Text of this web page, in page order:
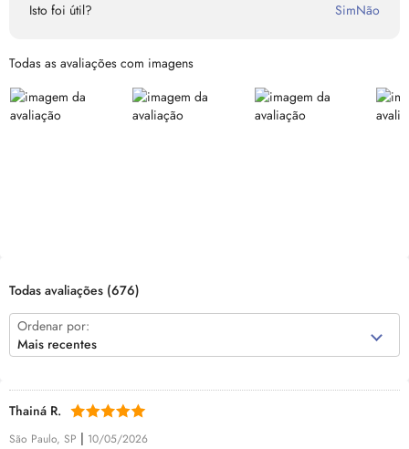
Isto foi útil? SimNão
Todas as avaliações com imagens
Todas avaliações (676)
Ordenar por:
Mais recentes
Thainá R.
São Paulo, SP | 10/05/2026